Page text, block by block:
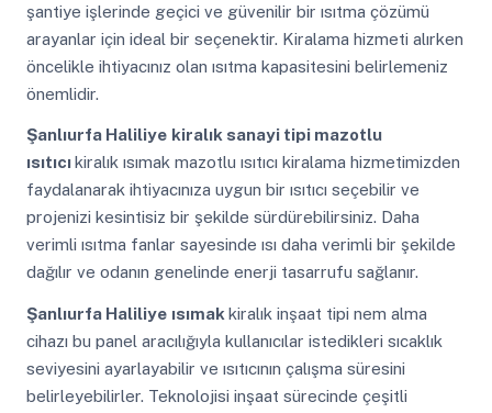
şantiye işlerinde geçici ve güvenilir bir ısıtma çözümü
arayanlar için ideal bir seçenektir. Kiralama hizmeti alırken
öncelikle ihtiyacınız olan ısıtma kapasitesini belirlemeniz
önemlidir.
Şanlıurfa Haliliye kiralık sanayi tipi mazotlu
ısıtıcı kiralık ısımak mazotlu ısıtıcı kiralama hizmetimizden
faydalanarak ihtiyacınıza uygun bir ısıtıcı seçebilir ve
projenizi kesintisiz bir şekilde sürdürebilirsiniz. Daha
verimli ısıtma fanlar sayesinde ısı daha verimli bir şekilde
dağılır ve odanın genelinde enerji tasarrufu sağlanır.
Şanlıurfa Haliliye ısımak kiralık inşaat tipi nem alma
cihazı bu panel aracılığıyla kullanıcılar istedikleri sıcaklık
seviyesini ayarlayabilir ve ısıtıcının çalışma süresini
belirleyebilirler. Teknolojisi inşaat sürecinde çeşitli